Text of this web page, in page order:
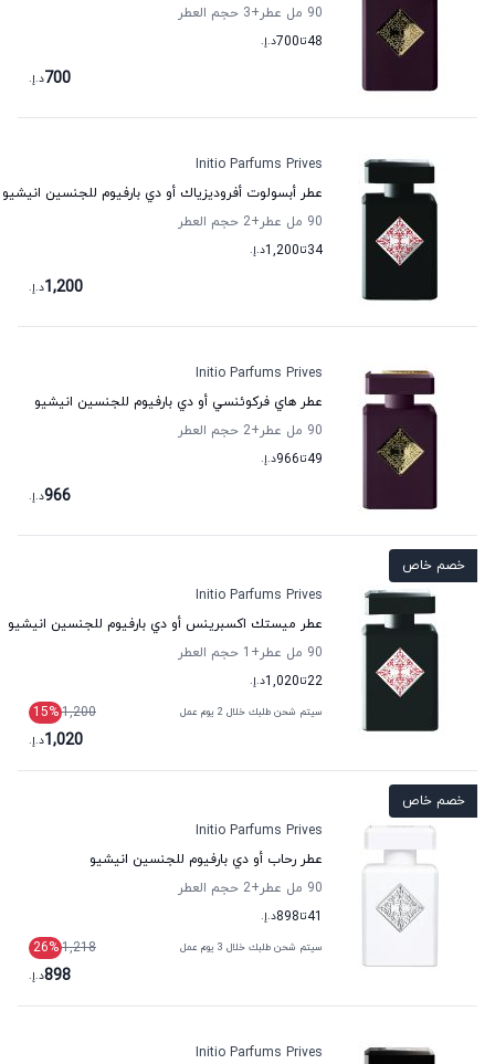
90 مل عطر
+3
حجم العطر
48تا700د.إ.
700د.إ.
Initio Parfums Prives
عطر أبسولوت أفروديزياك أو دي بارفيوم للجنسين انيشيو
90 مل عطر
+2
حجم العطر
34تا1,200د.إ.
1,200د.إ.
Initio Parfums Prives
عطر هاي فركوئنسي أو دي بارفيوم للجنسين انيشيو
90 مل عطر
+2
حجم العطر
49تا966د.إ.
966د.إ.
خصم خاص
Initio Parfums Prives
عطر ميستك اكسبرينس أو دي بارفيوم للجنسين انيشيو
90 مل عطر
+1
حجم العطر
22تا1,020د.إ.
سيتم شحن طلبك خلال 2 يوم عمل 1,200
15%
1,020د.إ.
خصم خاص
Initio Parfums Prives
عطر رحاب أو دي بارفيوم للجنسين انيشيو
90 مل عطر
+2
حجم العطر
41تا898د.إ.
سيتم شحن طلبك خلال 3 يوم عمل 1,218
26%
898د.إ.
Initio Parfums Prives